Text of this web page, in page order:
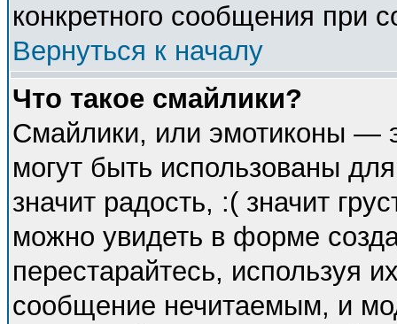
конкретного сообщения при
Вернуться к началу
Что такое смайлики?
Смайлики, или эмотиконы —
могут быть использованы
значит радость, :( значит
можно увидеть в форме
перестарайтесь, используя
сообщение нечитаемым, и